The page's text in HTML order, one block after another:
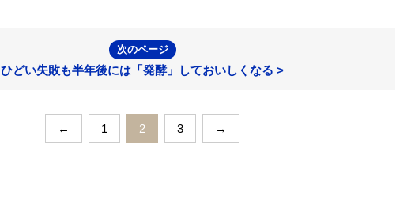
次のページ
ひどい失敗も半年後には「発酵」しておいしくなる >
← 1 2 3 →